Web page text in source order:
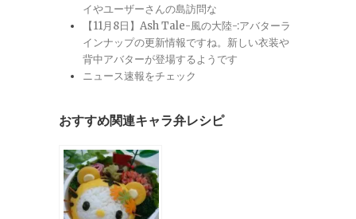
イやユーザーさんの島訪問な
【11月8日】Ash Tale-風の大陸-:アバターラ
インナップの更新情報ですね。新しい衣装や
背中アバターが登場するようです
ニュース速報をチェック
おすすめ関連キャラ弁レシピ